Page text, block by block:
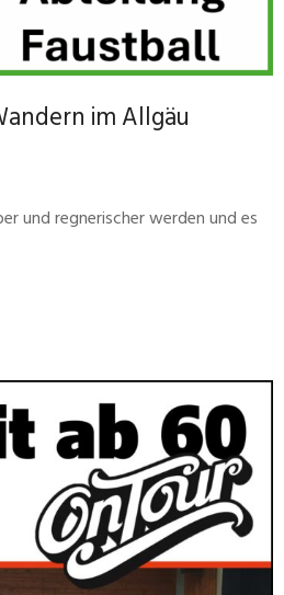
im Allgäu
und regnerischer werden und es